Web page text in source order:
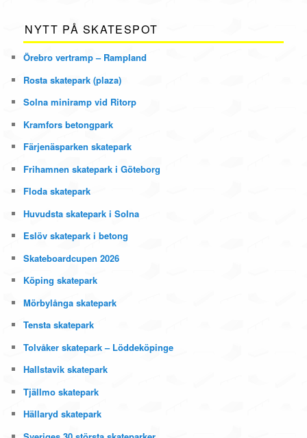
NYTT PÅ SKATESPOT
Örebro vertramp – Rampland
Rosta skatepark (plaza)
Solna miniramp vid Ritorp
Kramfors betongpark
Färjenäsparken skatepark
Frihamnen skatepark i Göteborg
Floda skatepark
Huvudsta skatepark i Solna
Eslöv skatepark i betong
Skateboardcupen 2026
Köping skatepark
Mörbylånga skatepark
Tensta skatepark
Tolvåker skatepark – Löddeköpinge
Hallstavik skatepark
Tjällmo skatepark
Hällaryd skatepark